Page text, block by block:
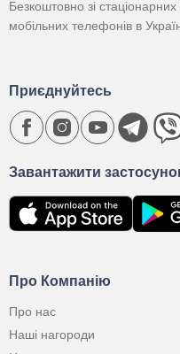
Безкоштовно зі стаціонарних
мобільних телефонів в
Про Компанію
Про нас
Наші нагороди
Завантажити
Приєднуйтесь